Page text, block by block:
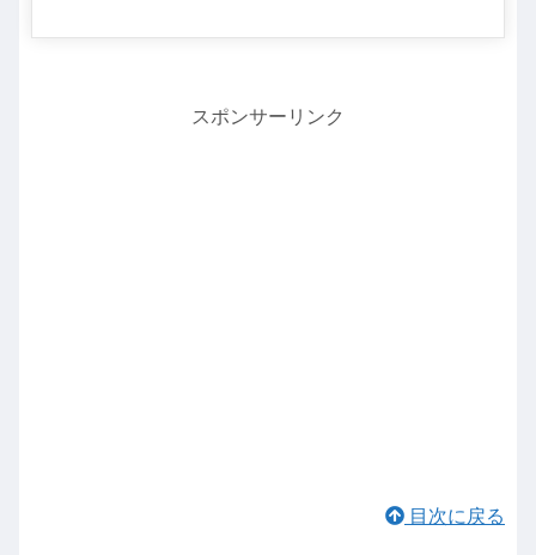
スポンサーリンク
目次に戻る